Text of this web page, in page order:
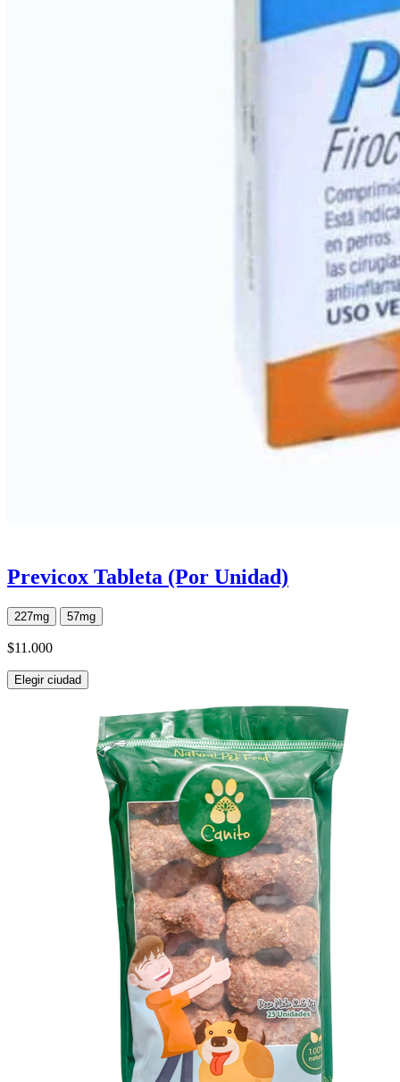
Previcox Tableta (Por Unidad)
227mg 57mg
$11.000
Elegir ciudad